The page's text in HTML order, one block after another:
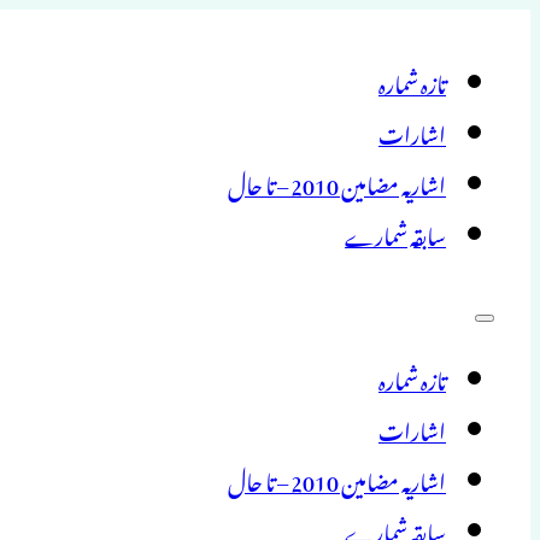
تازہ شمارہ
اشارات
اشاریہ مضامین 2010 – تا حال
سابقہ شمارے
تازہ شمارہ
اشارات
اشاریہ مضامین 2010 – تا حال
سابقہ شمارے